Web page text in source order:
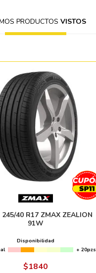
PRODUCTOS VISTOS
40 R17 ZMAX ZEALION
91W
Disponibilidad
+ 20pzs
$1840